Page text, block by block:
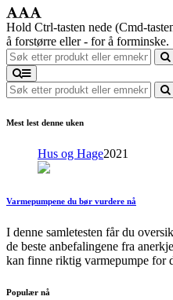
Hold Ctrl-tasten nede (Cmd-
å forstørre eller - for å forminske.
Mest lest denne uken
Hus og Hage2021
Varmepumpene du bør vurdere nå
I denne samletesten får du
de beste anbefalingene fra
kan finne riktig varmepumpe for
Populær nå